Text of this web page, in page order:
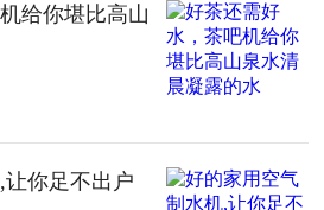
给你堪比高山
你足不出户